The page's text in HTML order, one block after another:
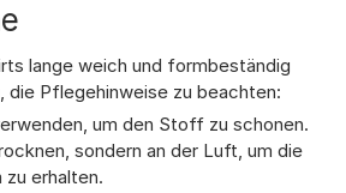
lange weich und formbeständig
die Pflegehinweise zu beachten:
um den Stoff zu schonen.
sondern an der Luft, um die
zu erhalten.